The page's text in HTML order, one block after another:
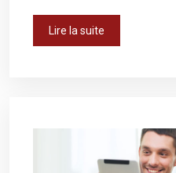
Lire la suite